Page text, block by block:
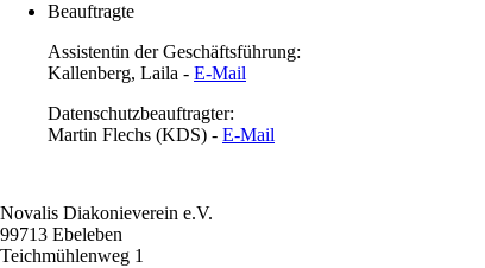
Beauftragte
Assistentin der Geschäftsführung:
Kallenberg, Laila - E-Mail
Datenschutzbeauftragter:
Martin Flechs (KDS) - E-Mail
Novalis Diakonieverein e.V.
99713 Ebeleben
Teichmühlenweg 1